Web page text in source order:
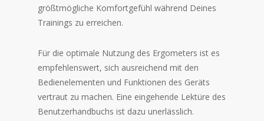
größtmögliche Komfortgefühl während Deines
Trainings zu erreichen.
Für die optimale Nutzung des Ergometers ist es
empfehlenswert, sich ausreichend mit den
Bedienelementen und Funktionen des Geräts
vertraut zu machen. Eine eingehende Lektüre des
Benutzerhandbuchs ist dazu unerlässlich.